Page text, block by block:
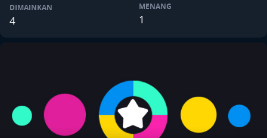
DIMAINKAN
4
MENANG
1